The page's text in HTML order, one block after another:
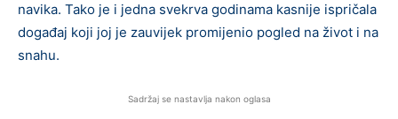
navika. Tako je i jedna svekrva godinama kasnije ispričala
događaj koji joj je zauvijek promijenio pogled na život i na
snahu.
Sadržaj se nastavlja nakon oglasa